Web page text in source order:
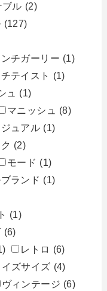
ブル (2)
(127)
チガーリー (1)
テイスト
(1)
ュ
(1)
マニッシュ
(8)
ュアル (1)
(2)
モード (1)
ランド (1)
(1)
(6)
レトロ (6)
イズサイズ (4)
ヴィンテージ (6)